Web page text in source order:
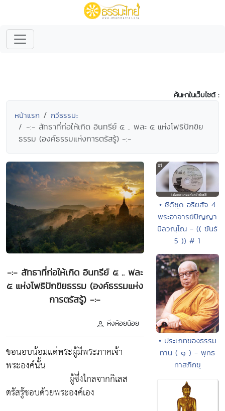
ค้นหาในเว็บไซต์ :
หน้าแรก กวีธรรมะ
-:- สัทธาที่ก่อให้เกิด อินทรีย์ ๕ .. พละ ๕ แห่งโพธิปักขิย
ธรรม (องค์ธรรมแห่งการตรัสรู้) -:-
-:- สัทธาที่ก่อให้เกิด อินทรีย์ ๕ .. พละ
๕ แห่งโพธิปักขิยธรรม (องค์ธรรมแห่ง
การตรัสรู้) -:-
หิ่งห้อยน้อย
ขอนอบน้อมแด่พระผู้มีพระภาคเจ้า
พระองค์นั้น
ผู้ซึ่งไกลจากกิเลส
ตรัสรู้ชอบด้วยพระองค์เอง
• ซีดีชุด อริยสัจ 4
พระอาจารย์ปัญญา
นีลวณฺโณ - (( ขันธ์
5 )) # 1
• ประเภทของธรรม
ทาน ( ๑ ) - พุทธ
ทาสภิกขุ